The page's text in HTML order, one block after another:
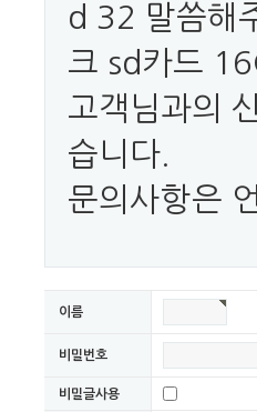
d 32 말씀해
크 sd카드
고객님과의
습니다.
문의사항은
이름
비밀번호
비밀글사용